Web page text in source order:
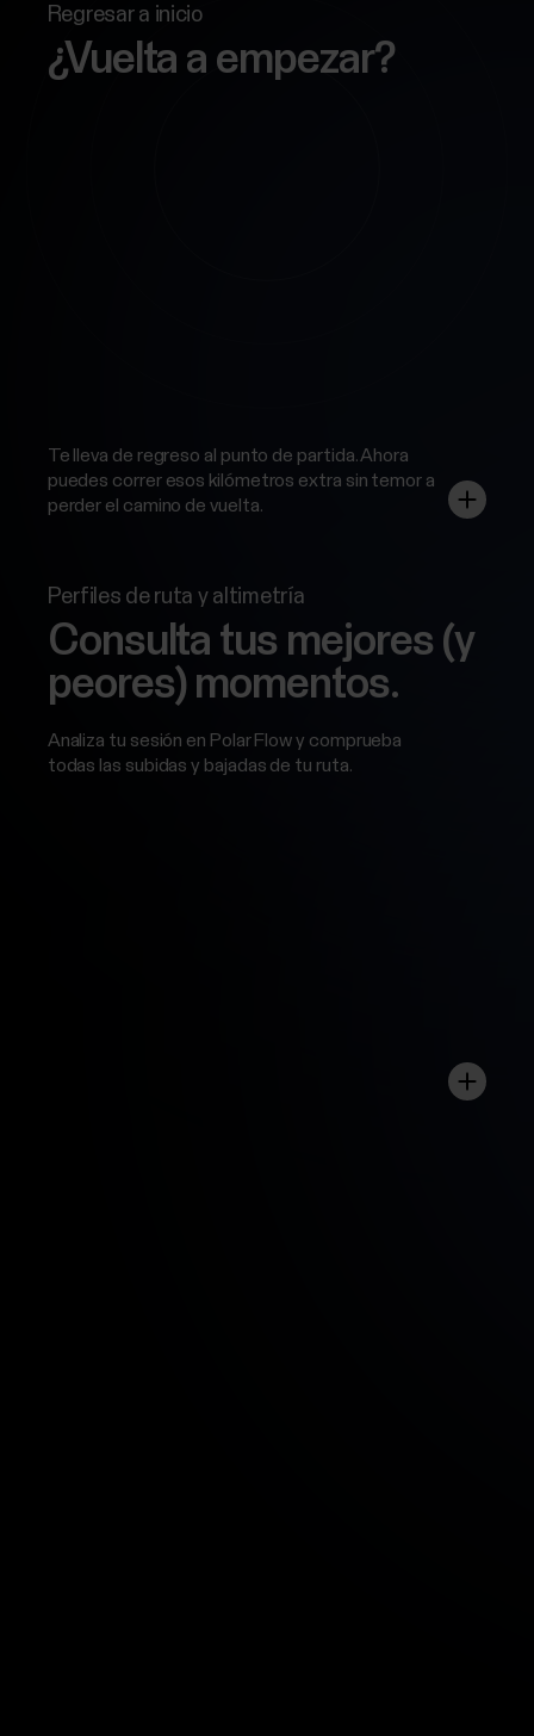
Regresar a inicio
¿Vuelta a empezar?
Te lleva de regreso al punto de partida. Ahora
puedes correr esos kilómetros extra sin temor a
perder el camino de vuelta.
Perfiles de ruta y altimetría
Consulta tus mejores (y
peores) momentos.
Analiza tu sesión en Polar Flow y comprueba
todas las subidas y bajadas de tu ruta.